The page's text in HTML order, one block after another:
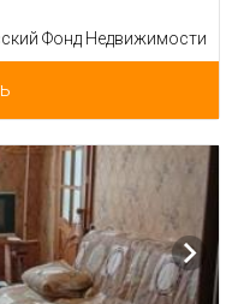
Фонд Недвижимости